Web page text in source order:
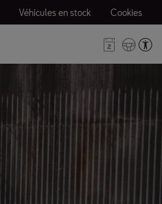
Véhicules en stock Cookies